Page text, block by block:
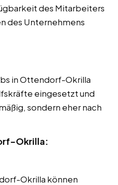
des Mitarbeiters
des Unternehmens
in Ottendorf-Okrilla
eingesetzt und
sondern eher nach
Okrilla:
Okrilla können